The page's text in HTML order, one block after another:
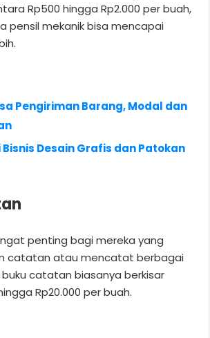
Rp500 hingga Rp2.000 per buah,
pensil mekanik bisa mencapai
Pengiriman Barang, Modal dan
Desain Grafis dan Patokan
penting bagi mereka yang
catatan atau mencatat berbagai
catatan biasanya berkisar
Rp20.000 per buah.